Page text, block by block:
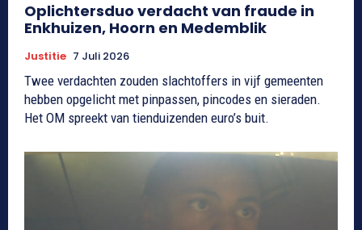
Oplichtersduo verdacht van fraude in
Enkhuizen, Hoorn en Medemblik
Justitie 7 Juli 2026
Twee verdachten zouden slachtoffers in vijf gemeenten
hebben opgelicht met pinpassen, pincodes en sieraden.
Het OM spreekt van tienduizenden euro’s buit.